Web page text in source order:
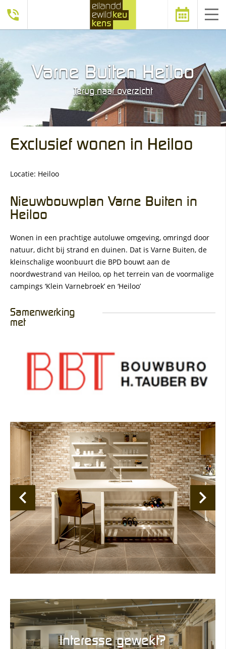
maken
Varne Buiten Heiloo
Terug naar overzicht
Exclusief wonen in Heiloo
Locatie: Heiloo
Nieuwbouwplan Varne Buiten in
Heiloo
Wonen in een prachtige autoluwe omgeving, omringd door
natuur, dicht bij strand en duinen. Dat is Varne Buiten, de
kleinschalige woonbuurt die BPD bouwt aan de
noordwestrand van Heiloo, op het terrein van de voormalige
campings ‘Klein Varnebroek’ en ‘Heiloo’
Samenwerking
met
Interesse gewekt?